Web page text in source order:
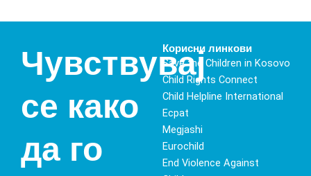
Чувствувај
се како
да го
Корисни линкови
Save the Children in Kosovo
Child Rights Connect
Child Helpline International
Ecpat
Megjashi
Eurochild
End Violence Against